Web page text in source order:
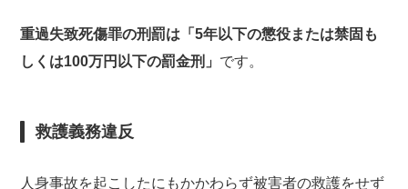
重過失致死傷罪の刑罰は「5年以下の懲役または禁固も
しくは100万円以下の罰金刑」 です。
救護義務違反
人身事故を起こしたにもかかわらず被害者の救護をせず